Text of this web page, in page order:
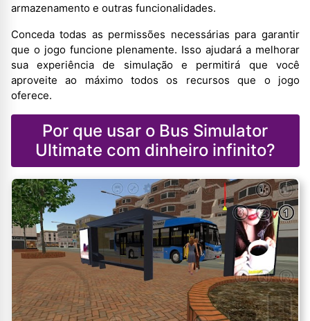
armazenamento e outras funcionalidades.
Conceda todas as permissões necessárias para garantir
que o jogo funcione plenamente. Isso ajudará a melhorar
sua experiência de simulação e permitirá que você
aproveite ao máximo todos os recursos que o jogo
oferece.
Por que usar o Bus Simulator
Ultimate com dinheiro infinito?